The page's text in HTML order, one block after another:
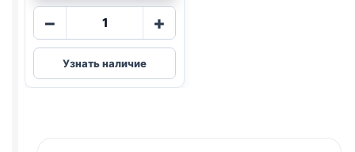
−
Количество
Royal
Canin
сух.
+
Узнать наличие